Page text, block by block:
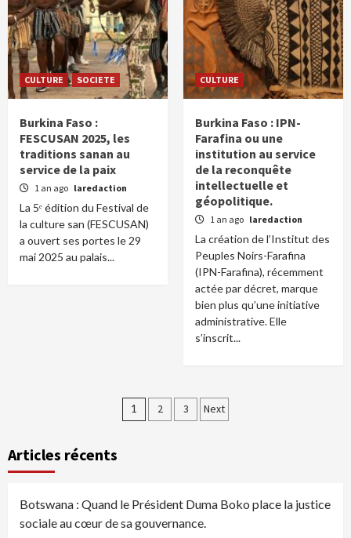
CULTURE SOCIETE
Burkina Faso :
FESCUSAN 2025, les
traditions sanan au
service de la paix
1 an ago laredaction
La 5ᵉ édition du Festival de
la culture san (FESCUSAN)
a ouvert ses portes le 29
mai 2025 au palais...
CULTURE
Burkina Faso : IPN-
Farafina ou une
institution au service
de la reconquête
intellectuelle et
géopolitique.
1 an ago laredaction
La création de l’Institut des
Peuples Noirs-Farafina
(IPN-Farafina), récemment
actée par décret, marque
bien plus qu’une initiative
administrative. Elle
s’inscrit...
Pagination
1 2 3 Next
Articles récents
Botswana : Quand le Président Duma Boko place la justice
sociale au cœur de sa gouvernance.